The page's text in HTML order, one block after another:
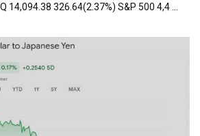
14,094.38 326.64(2.37%) S&P 500 4,4 ...